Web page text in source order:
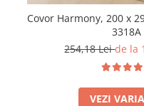
Covor Harmony, 200 x
3318A
254,18 Leide la
VEZI